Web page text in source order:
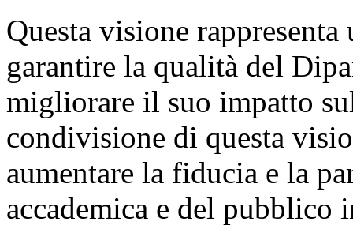
Questa visione
garantire la qualità del
migliorare il suo impatto
condivisione di questa
aumentare la fiducia e la
accademica e del pubblico